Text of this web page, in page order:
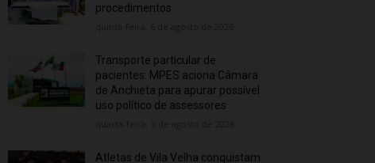
procedimentos
Transporte particular de
pacientes: MPES aciona Câmara
de Anchieta para apurar possível
uso político de assessores
Atletas de Vila Velha conquistam